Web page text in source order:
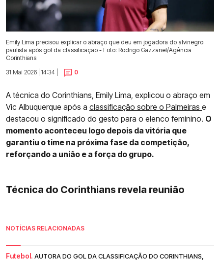
Emily Lima precisou explicar o abraço que deu em jogadora do alvinegro
paulista após gol da classificação - Foto: Rodrigo Gazzanel/Agência
Corinthians
31 Mai 2026 | 14:34 |
0
A técnica do Corinthians, Emily Lima, explicou o abraço em
Vic Albuquerque após a classificação sobre o Palmeiras e
destacou o significado do gesto para o elenco feminino. O
momento aconteceu logo depois da vitória que
garantiu o time na próxima fase da competição,
reforçando a união e a força do grupo.
Técnica do Corinthians revela reunião
NOTÍCIAS RELACIONADAS
Futebol. AUTORA DO GOL DA CLASSIFICAÇÃO DO CORINTHIANS,